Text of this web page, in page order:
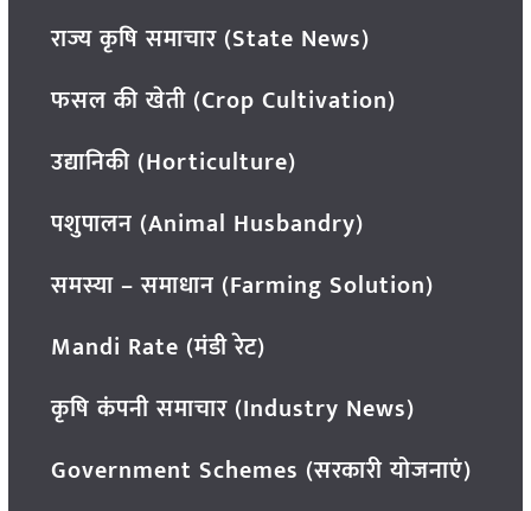
राज्य कृषि समाचार (State News)
फसल की खेती (Crop Cultivation)
उद्यानिकी (Horticulture)
पशुपालन (Animal Husbandry)
समस्या – समाधान (Farming Solution)
Mandi Rate (मंडी रेट)
कृषि कंपनी समाचार (Industry News)
Government Schemes (सरकारी योजनाएं)